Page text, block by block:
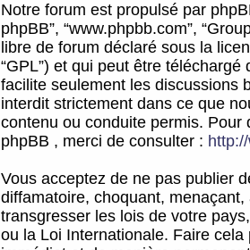
Notre forum est propulsé par
phpBB”, “www.phpbb.com”,
libre de forum déclaré sous la
“GPL”) et qui peut être téléchargé
facilite seulement les discussions
interdit strictement dans ce que
contenu ou conduite permis.
phpBB , merci de consulter :
Vous acceptez de ne pas publier
diffamatoire, choquant,
transgresser les lois de votre
ou la Loi Internationale. Faire